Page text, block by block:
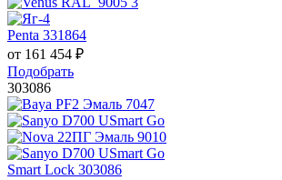
Penta 331864
от 161 454 ₽
Подобрать
303086
Smart Lock 303086